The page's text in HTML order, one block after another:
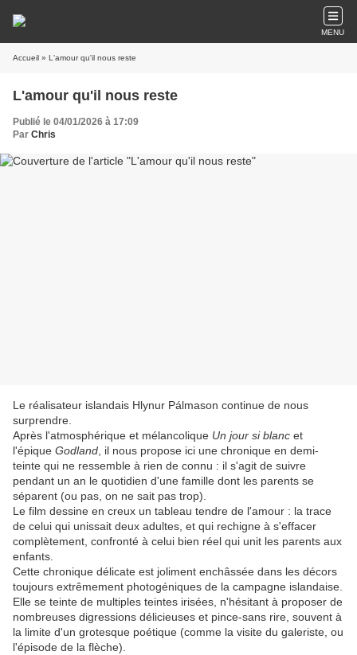
MENU
Accueil » L'amour qu'il nous reste
L'amour qu'il nous reste
Publié le 04/01/2026 à 17:09
Par Chris
Le réalisateur islandais Hlynur Pálmason continue de nous
surprendre.
Après l'atmosphérique et mélancolique Un jour si blanc et
l'épique Godland , il nous propose ici une chronique en demi-
teinte qui ne ressemble à rien de connu : il s'agit de suivre
pendant un an le quotidien d'une famille dont les parents se
séparent (ou pas, on ne sait pas trop).
Le film dessine en creux un tableau tendre de l'amour : la trace
de celui qui unissait deux adultes, et qui rechigne à s'effacer
complètement, confronté à celui bien réel qui unit les parents aux
enfants.
Cette chronique délicate est joliment enchâssée dans les décors
toujours extrêmement photogéniques de la campagne islandaise.
Elle se teinte de multiples teintes irisées, n'hésitant à proposer de
nombreuses digressions délicieuses et pince-sans rire, souvent à
la limite d'un grotesque poétique (comme la visite du galeriste, ou
l'épisode de la flèche).